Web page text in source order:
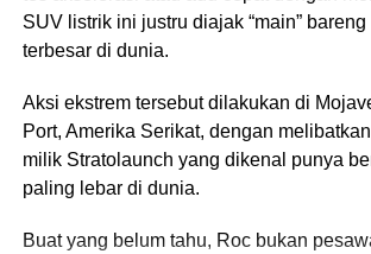
Tapi, ada juga beberapa tantangan
tenaga listrik, seperti ketersediaan
terbatas oleh kapasitas baterai, dan
tinggi.
Keunggulan Bus Diesel
SUV listrik ini justru diajak “main”
terbesar di dunia.
Aksi ekstrem tersebut dilakukan di
Port, Amerika Serikat, dengan
milik Stratolaunch yang dikenal punya
paling lebar di dunia.
Buat yang belum tahu, Roc bukan